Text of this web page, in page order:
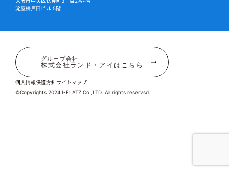
淀屋橋戸田ビル 5階
グループ会社
株式会社ランド・アイはこちら
個人情報保護方針サイトマップ
©Copyrights 2024 I-FLATZ Co.,LTD. All rights reservsd.